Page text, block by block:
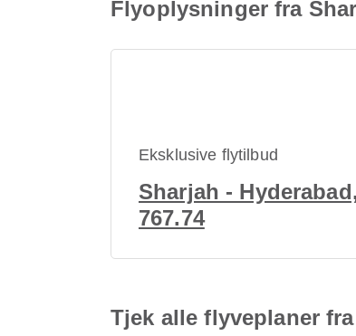
Flyoplysninger fra
Eksklusive flytilbud
Sharjah -
767.74
Tjek alle flyveplaner